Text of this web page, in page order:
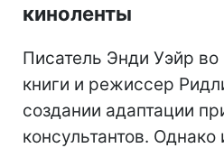
киноленты
Писатель Энди Уэйр
книги и режиссер
создании адаптации
консультантов.